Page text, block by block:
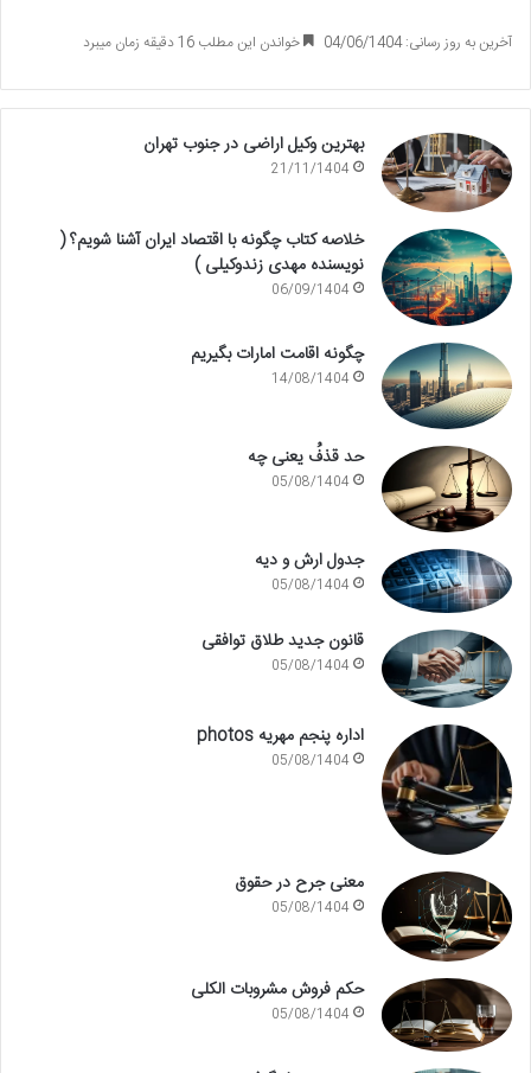
آخرین به روز رسانی: 04/06/1404 خواندن این مطلب 16 دقیقه زمان میبرد
بهترین وکیل اراضی در جنوب تهران
21/11/1404
خلاصه کتاب چگونه با اقتصاد ایران آشنا شویم؟ (
نویسنده مهدی زندوکیلی )
06/09/1404
چگونه اقامت امارات بگیریم
14/08/1404
حد قذفُ یعنی چه
05/08/1404
جدول ارش و دیه
05/08/1404
قانون جدید طلاق توافقی
05/08/1404
اداره پنجم مهریه photos
05/08/1404
معنی جرح در حقوق
05/08/1404
حکم فروش مشروبات الکلی
05/08/1404